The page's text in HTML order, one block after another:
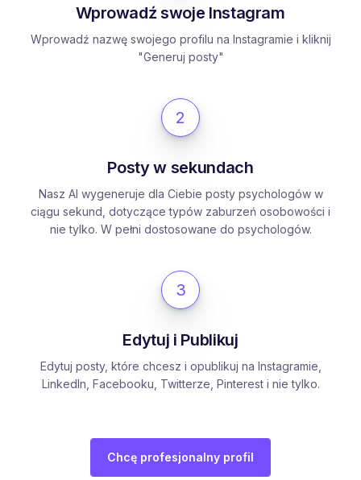
Wprowadź swoje Instagram
Wprowadź nazwę swojego profilu na Instagramie i kliknij
"Generuj posty"
2
Posty w sekundach
Nasz AI wygeneruje dla Ciebie posty psychologów w
ciągu sekund, dotyczące typów zaburzeń osobowości i
nie tylko. W pełni dostosowane do psychologów.
3
Edytuj i Publikuj
Edytuj posty, które chcesz i opublikuj na Instagramie,
LinkedIn, Facebooku, Twitterze, Pinterest i nie tylko.
Chcę profesjonalny profil